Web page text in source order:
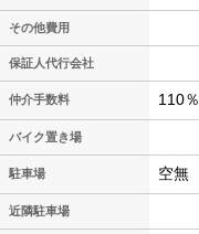
その他費用
保証人代行会社
仲介手数料 110％
バイク置き場
駐車場 空無
近隣駐車場